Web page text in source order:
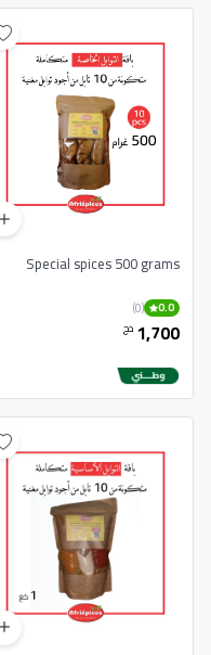
Special spices 500 grams
0.0
(0)
1,700 دج